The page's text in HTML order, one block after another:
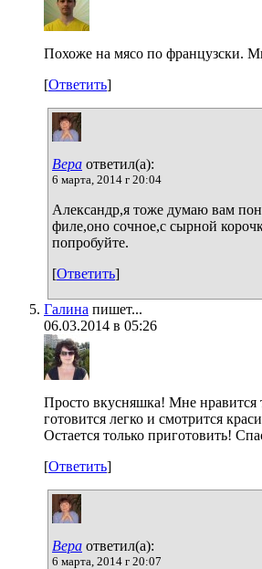
Похоже на мясо по французски.
[Ответить]
Вера ответил(а):
6 марта, 2014 г 20:04
Александр,я тоже думаю вам
филе,оно сочное,с сырной
попробуйте.
[Ответить]
Галина пишет...
06.03.2014 в 05:26
Просто вкусняшка! Мне нравится
готовится легко и смотрится
Остается только приготовить!
[Ответить]
Вера ответил(а):
6 марта, 2014 г 20:07